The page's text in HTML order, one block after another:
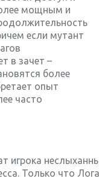
мощным и
если мутант
в зачет –
более
опыт
часто
игрока
Только что